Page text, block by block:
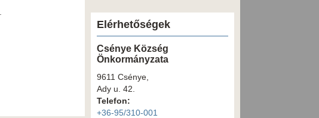
Elérhetőségek
Csénye Község
Önkormányzata
9611 Csénye,
Ady u. 42.
Telefon:
+36-95/310-001